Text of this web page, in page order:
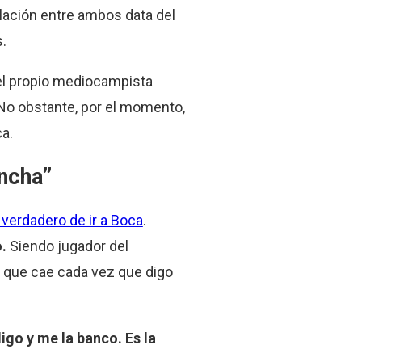
entre ambos data del
propio mediocampista
obstante, por el momento,
de ir a Boca.
Siendo jugador del
cae cada vez que digo
y me la banco. Es la